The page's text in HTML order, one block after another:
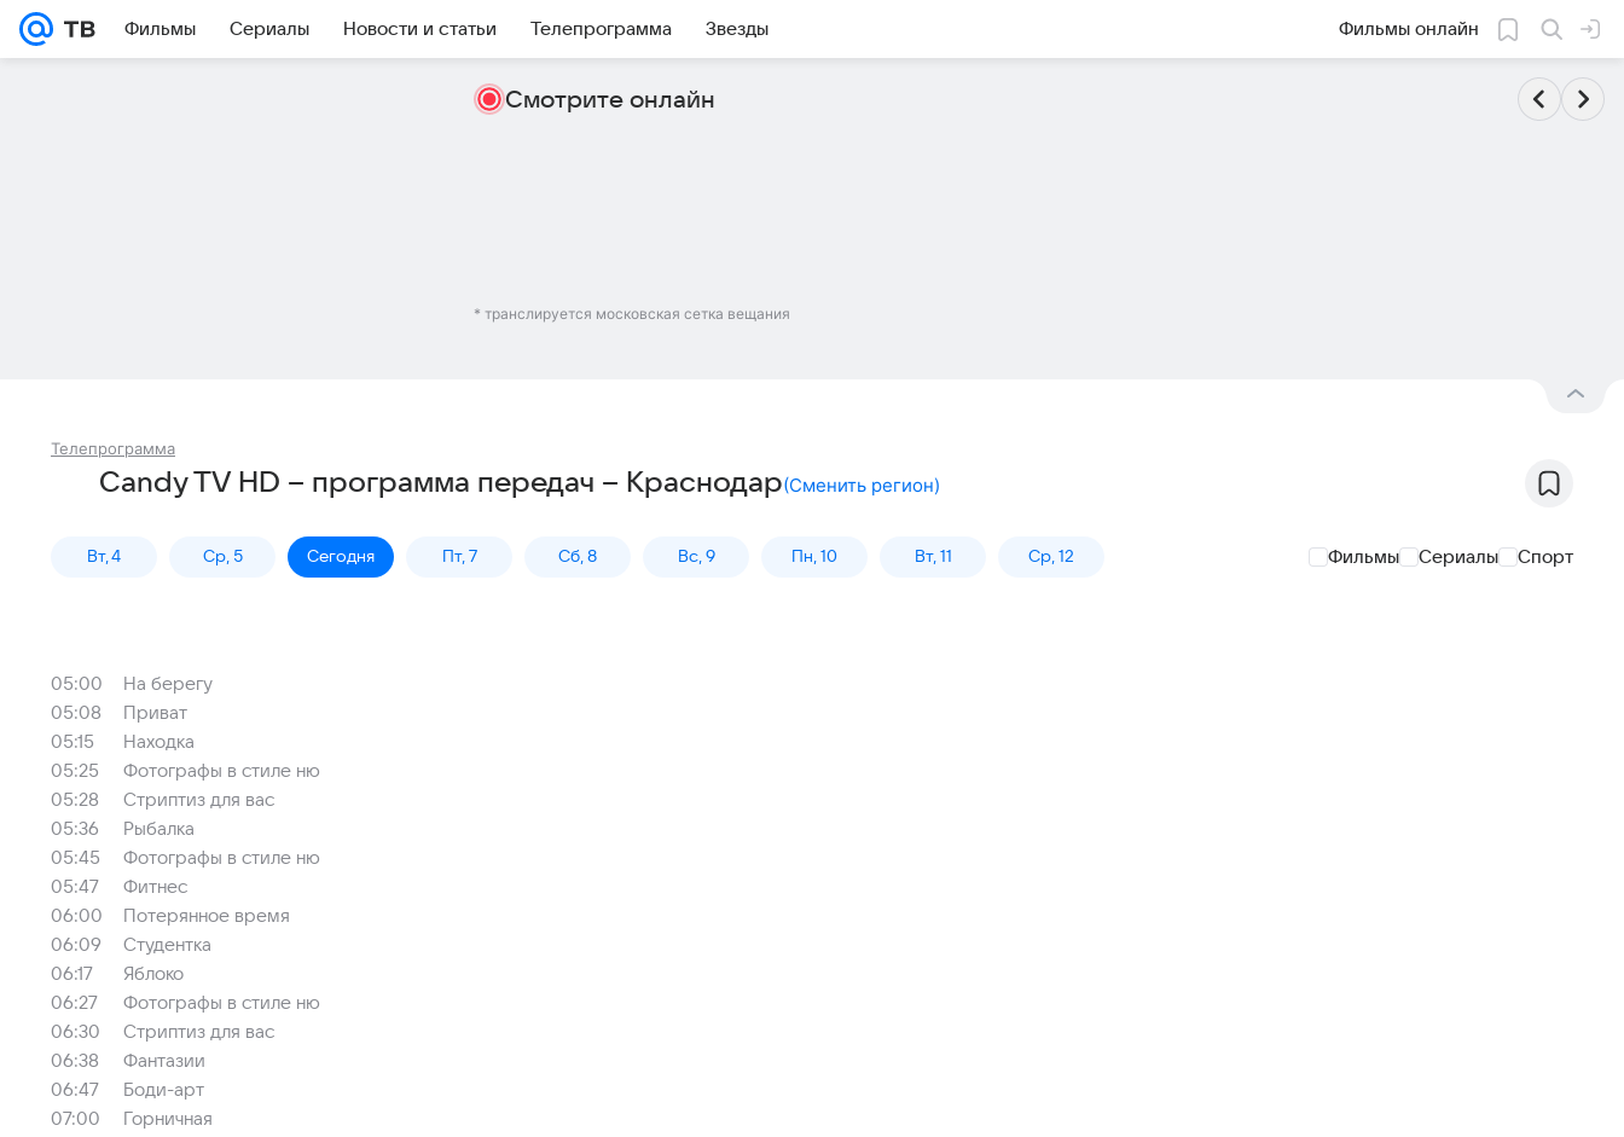
Фильмы Сериалы Новости и статьи Телепрограмма Звезды Фильмы онлайн
Смотрите онлайн
* транслируется московская сетка вещания
Телепрограмма
Candy TV HD – программа передач – Краснодар(Сменить регион)
Вт, 4 Ср, 5 Сегодня Пт, 7 Сб, 8 Вс, 9 Пн, 10 Вт, 11 Ср, 12 Фильмы Сериалы Спорт
05:00
На берегу
05:08
Приват
05:15
Находка
05:25
Фотографы в стиле ню
05:28
Стриптиз для вас
05:36
Рыбалка
05:45
Фотографы в стиле ню
05:47
Фитнес
06:00
Потерянное время
06:09
Студентка
06:17
Яблоко
06:27
Фотографы в стиле ню
06:30
Стриптиз для вас
06:38
Фантазии
06:47
Боди-арт
07:00
Горничная